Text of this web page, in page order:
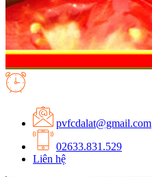
pvfcdalat@gmail.com
02633.831.529
Liên hệ